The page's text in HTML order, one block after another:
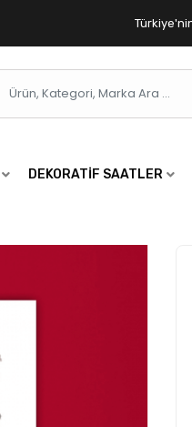
DEKORATIF SAATLER